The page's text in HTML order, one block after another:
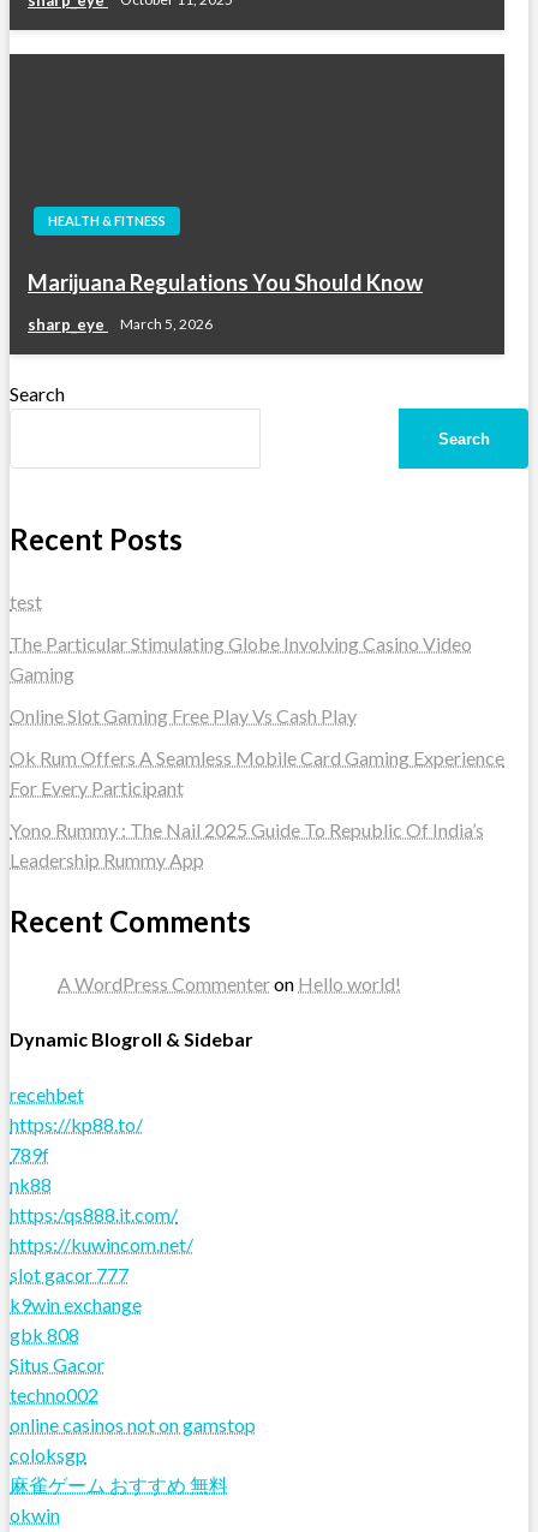
HEALTH & FITNESS
Marijuana Regulations You Should Know
sharp_eye March 5, 2026
Search
Search
Recent Posts
test
The Particular Stimulating Globe Involving Casino Video
Gaming
Online Slot Gaming Free Play Vs Cash Play
Ok Rum Offers A Seamless Mobile Card Gaming Experience
For Every Participant
Yono Rummy : The Nail 2025 Guide To Republic Of India’s
Leadership Rummy App
Recent Comments
A WordPress Commenteron Hello world!
Dynamic Blogroll & Sidebar
recehbet
https://kp88.to/
789f
nk88
https:/qs888.it.com/
https://kuwincom.net/
slot gacor 777
k9win exchange
gbk 808
Situs Gacor
techno002
online casinos not on gamstop
coloksgp
麻雀ゲーム おすすめ 無料
okwin